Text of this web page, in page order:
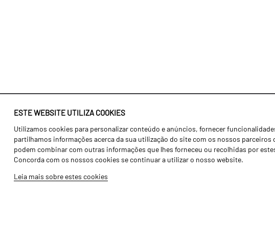
ESTE WEBSITE UTILIZA COOKIES
Utilizamos cookies para personalizar conteúdo e anúncios, fornecer
partilhamos informações acerca da sua utilização do site com os nossos parceiros
podem combinar com outras informações que lhes forneceu ou recolhidas por
Concorda com os nossos cookies se continuar a utilizar o nosso website.
Leia mais sobre estes cookies
Identidade
História
Fábrica / Produção
Recursos Humanos
Agricultura
Transportes
Gama Floresta